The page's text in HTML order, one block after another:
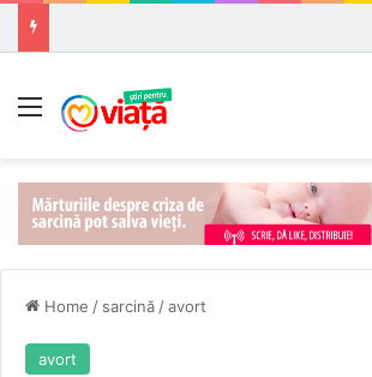
Meniu
Home / sarcină /avort
avort